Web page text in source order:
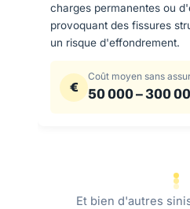
charges permanentes ou
provoquant des fissures
un risque d'effondrement.
€
Coût moyen sans
50 000 – 300
Et bien d'autres